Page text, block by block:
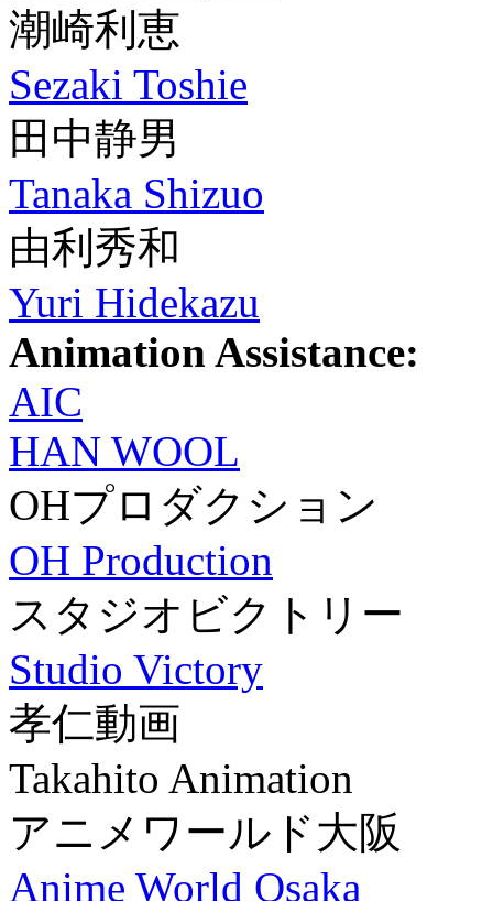
潮崎利恵
Sezaki Toshie
田中静男
Tanaka Shizuo
由利秀和
Yuri Hidekazu
Animation Assistance:
AIC
HAN WOOL
OHプロダクション
OH Production
スタジオビクトリー
Studio Victory
孝仁動画
Takahito Animation
アニメワールド大阪
Anime World Osaka